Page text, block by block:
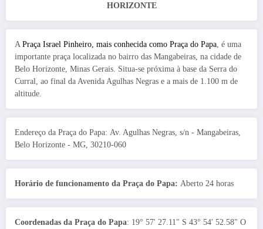
HORIZONTE
A Praça Israel Pinheiro, mais conhecida como Praça do Papa , é uma
importante praça localizada no bairro das Mangabeiras, na cidade de
Belo Horizonte, Minas Gerais. Situa-se próxima à base da Serra do
Curral, ao final da Avenida Agulhas Negras e a mais de 1.100 m de
altitude.
Endereço da Praça do Papa: Av. Agulhas Negras, s/n - Mangabeiras,
Belo Horizonte - MG, 30210-060
Horário de funcionamento da Praça do Papa: Aberto 24 horas
Coordenadas da Praça do Papa: 19° 57' 27.11" S 43° 54' 52.58" O